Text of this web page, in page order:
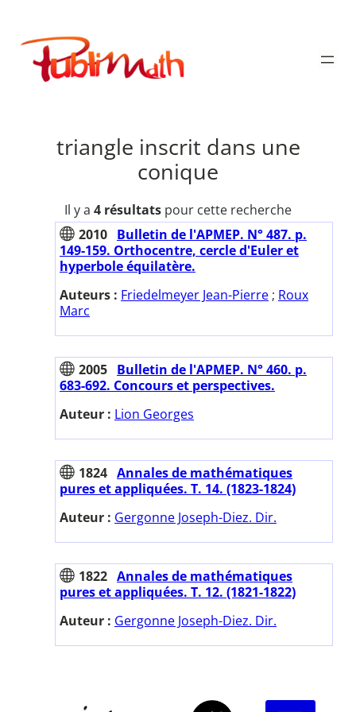
contenu
Publimath
triangle inscrit dans une
conique
Il y a 4 résultats pour cette recherche
2010 Bulletin de l'APMEP. N° 487. p.
149-159. Orthocentre, cercle d'Euler et
hyperbole équilatère.
Auteurs : Friedelmeyer Jean-Pierre ; Roux
Marc
2005 Bulletin de l'APMEP. N° 460. p.
683-692. Concours et perspectives.
Auteur : Lion Georges
1824 Annales de mathématiques
pures et appliquées. T. 14. (1823-1824)
Auteur : Gergonne Joseph-Diez. Dir.
1822 Annales de mathématiques
pures et appliquées. T. 12. (1821-1822)
Auteur : Gergonne Joseph-Diez. Dir.